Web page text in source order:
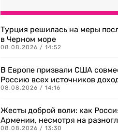
Турция решилась на меры
в Черном море
08.08.2026 / 14:52
В Европе призвали США
Россию всех источников
08.08.2026 / 14:16
Жесты доброй воли: как
Армении, несмотря на
08.08.2026 / 13:30